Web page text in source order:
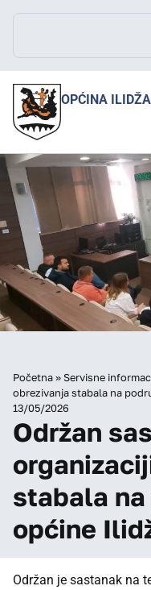
OPĆINA ILIDŽA
Početna» Servisne
obrezivanja stabala na
13/05/2026
Održan
stabala
općine
Održan je sastanak na